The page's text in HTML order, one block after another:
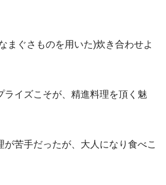
まぐさものを用いた)炊き合わせよ
ライズこそが、精進料理を頂く魅
が苦手だったが、大人になり食べこ